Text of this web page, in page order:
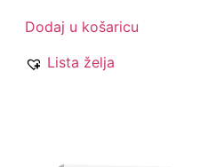
Dodaj u košaricu
Lista želja